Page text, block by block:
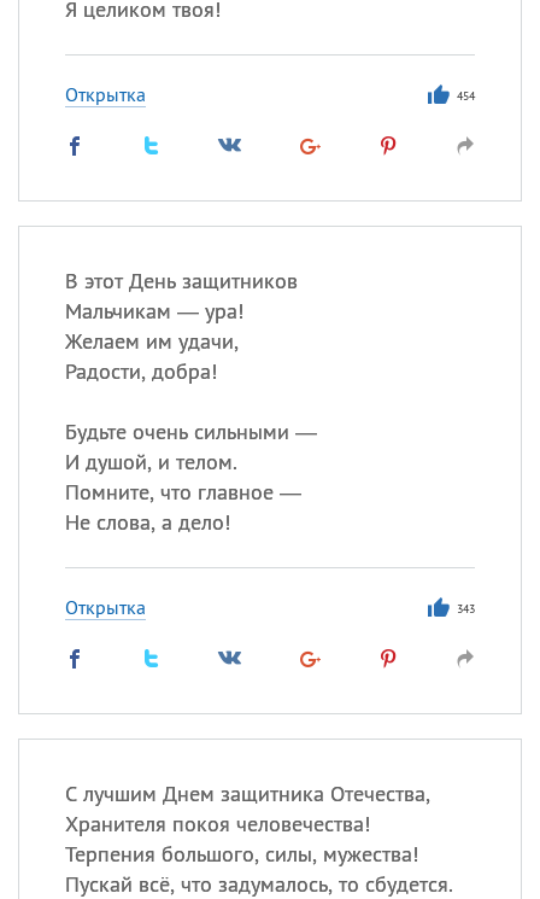
Я целиком твоя!
Открытка 454
В этот День защитников
Мальчикам — ура!
Желаем им удачи,
Радости, добра!
Будьте очень сильными —
И душой, и телом.
Помните, что главное —
Не слова, а дело!
Открытка 343
С лучшим Днем защитника Отечества,
Хранителя покоя человечества!
Терпения большого, силы, мужества!
Пускай всё, что задумалось, то сбудется.